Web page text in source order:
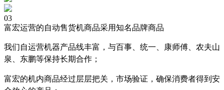
03
富宏运营的自动售货机商品采用知名品牌商品
我们自运营机器产品线丰富，与百事、统一、康师傅、农夫山
泉、东鹏等保持长期合作；
富宏的机内商品经过层层把关，市场验证，确保消费者得到安